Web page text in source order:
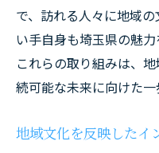
で、訪れる人々に地域
い手自身も埼玉県の魅力
これらの取り組みは、
続可能な未来に向けた一
地域文化を反映したイ